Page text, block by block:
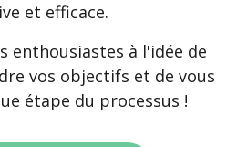
et efficace.
enthousiastes à l'idée de
vos objectifs et de vous
étape du processus !